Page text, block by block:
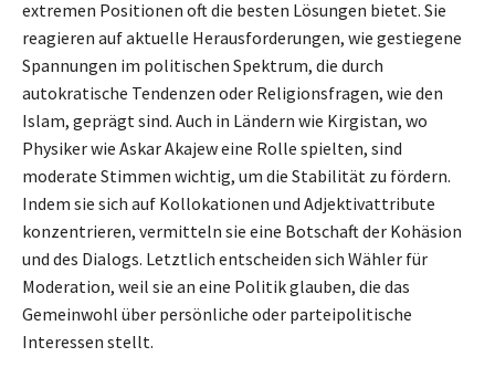
extremen Positionen oft die besten Lösungen bietet. Sie
reagieren auf aktuelle Herausforderungen, wie gestiegene
Spannungen im politischen Spektrum, die durch
autokratische Tendenzen oder Religionsfragen, wie den
Islam, geprägt sind. Auch in Ländern wie Kirgistan, wo
Physiker wie Askar Akajew eine Rolle spielten, sind
moderate Stimmen wichtig, um die Stabilität zu fördern.
Indem sie sich auf Kollokationen und Adjektivattribute
konzentrieren, vermitteln sie eine Botschaft der Kohäsion
und des Dialogs. Letztlich entscheiden sich Wähler für
Moderation, weil sie an eine Politik glauben, die das
Gemeinwohl über persönliche oder parteipolitische
Interessen stellt.